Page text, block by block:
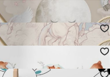
NUVOLE
€)
TRA LE NUVOLE
€)